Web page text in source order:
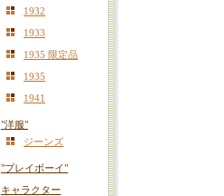
1932
1933
1935 限定品
1935
1941
"洋服"
ジーンズ
"プレイボーイ"
キャラクター